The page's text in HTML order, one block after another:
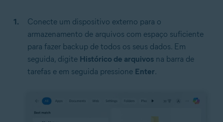
Conecte um dispositivo externo para o
armazenamento de arquivos com espaço suficiente
para fazer backup de todos os seus dados. Em
seguida, digite Histórico de arquivos na barra de
tarefas e em seguida pressione Enter.